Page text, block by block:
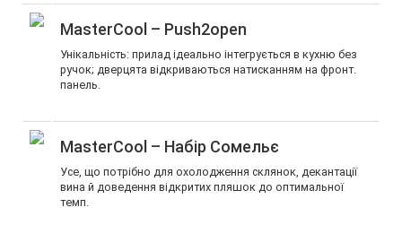
MasterCool – Push2open
Унікальність: прилад ідеально інтегрується в кухню без
ручок; дверцята відкриваються натисканням на фронт.
панель.
MasterCool – Набір Сомельє
Усе, що потрібно для охолодження склянок, декантації
вина й доведення відкритих пляшок до оптимальної
темп.